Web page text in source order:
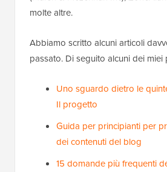
molte altre.
Abbiamo scritto alcuni articoli
passato. Di seguito alcuni dei miei
Uno sguardo dietro le
Il progetto
Guida per principianti per
dei contenuti del blog
15 domande più frequenti